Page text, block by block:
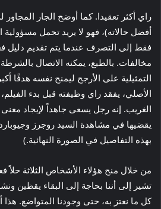
راي أكثر تعقيدا. كما أوضح الجار
أفضل حالاته)، فهو لا يريد تحمل مسؤولية
فقط إلى التصرف عندما يتم تقديم دليل
مخالفات. بالطبع، يمكنه الاتصال
التمثيلية على الأرجح ليمنح نفسه هدفًا
الأصلي، يفقد راي وظيفته قبل بدء
الغريب. إنه رجل يسعى جاهداً لإيجاد معنى
يقضيها في مشاهدة السيد روجرز
بهذه التفاصيل في الصورة النهائية.)
من خلال منح هؤلاء الأشخاص الثلاثة حلاً
تشير إلى أننا بحاجة إلى البقاء يقظين
كل ما نعتز به، حتى وجودنا المتواضع. هذا